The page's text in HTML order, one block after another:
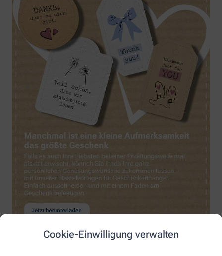
Cookie-Einwilligung verwalten